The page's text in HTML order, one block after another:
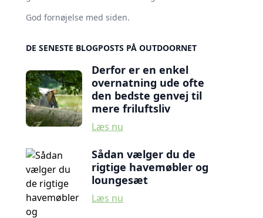
God fornøjelse med siden.
DE SENESTE BLOGPOSTS PÅ OUTDOORNET
Derfor er en enkel
overnatning ude ofte
den bedste genvej til
mere friluftsliv
Læs nu
Sådan vælger du de
rigtige havemøbler og
loungesæt
Læs nu